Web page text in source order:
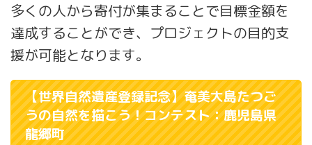
多くの人から寄付が集まることで目標金額を
達成することができ、プロジェクトの目的支
援が可能となります。
【世界自然遺産登録記念】奄美大島たつご
うの自然を描こう！コンテスト：鹿児島県
龍郷町